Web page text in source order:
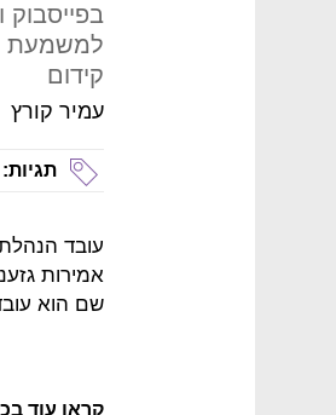
למשמעת
קידום
עמיר קורץ
תגיות:
עובד
אמירות
שם הוא
קראו עוד